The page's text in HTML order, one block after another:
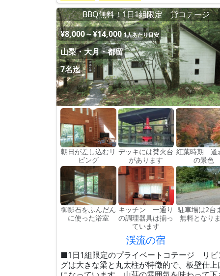
BBQ無料！1日1組限定 貸コテージ
¥8,000～¥14,000 1人あたり目安
山梨・大月・都留
7名迄
朝日が差し込むリ
ビング
デッキには焚火台
があります
紅葉時期 道
の景色
御影石をふんだん
に使った浴室
キッチン 一通り
の調理器具は揃っ
ています
駐車場は2台
無料となり
渓流の宿
■1日1組限定のプライベートコテージ リビ
グは大きな梁と丸太柱が特徴的で、板壁仕上